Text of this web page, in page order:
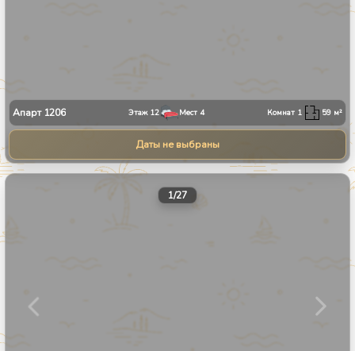
Апарт 1206 Этаж 12 Мест 4 Комнат 1 59 м²
Даты не выбраны
1/27